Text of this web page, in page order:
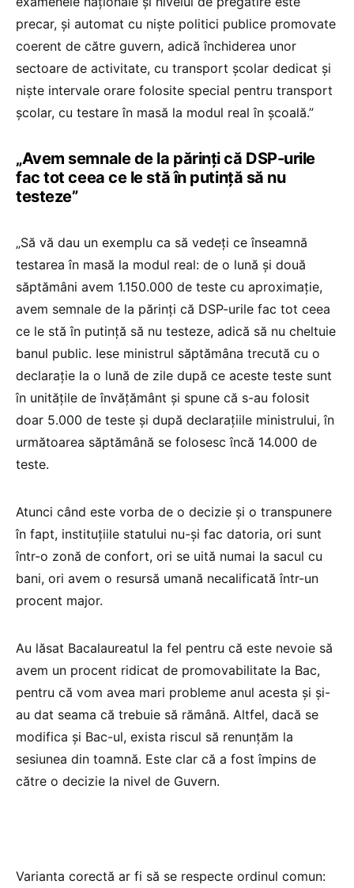
precar, și automat cu niște politici publice promovate
coerent de către guvern, adică închiderea unor
sectoare de activitate, cu transport școlar dedicat și
niște intervale orare folosite special pentru transport
școlar, cu testare în masă la modul real în școală.”
„Avem semnale de la părinți că DSP-urile
fac tot ceea ce le stă în putință să nu
testeze”
„Să vă dau un exemplu ca să vedeți ce înseamnă
testarea în masă la modul real: de o lună și două
săptămâni avem 1.150.000 de teste cu aproximație,
avem semnale de la părinți că DSP-urile fac tot ceea
ce le stă în putință să nu testeze, adică să nu cheltuie
banul public. Iese ministrul săptămâna trecută cu o
declarație la o lună de zile după ce aceste teste sunt
în unitățile de învățământ și spune că s-au folosit
doar 5.000 de teste și după declarațiile ministrului, în
următoarea săptămână se folosesc încă 14.000 de
teste.
Atunci când este vorba de o decizie și o transpunere
în fapt, instituțiile statului nu-și fac datoria, ori sunt
într-o zonă de confort, ori se uită numai la sacul cu
bani, ori avem o resursă umană necalificată într-un
procent major.
Au lăsat Bacalaureatul la fel pentru că este nevoie să
avem un procent ridicat de promovabilitate la Bac,
pentru că vom avea mari probleme anul acesta și și-
au dat seama că trebuie să rămână. Altfel, dacă se
modifica și Bac-ul, exista riscul să renunțăm la
sesiunea din toamnă. Este clar că a fost împins de
către o decizie la nivel de Guvern.
Varianta corectă ar fi să se respecte ordinul comun: